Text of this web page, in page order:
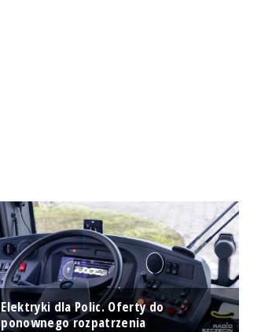
Elektryki dla Polic. Oferty do
ponownego rozpatrzenia